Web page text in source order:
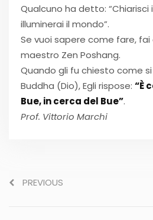
Qualcuno ha detto: “Chiarisci
illuminerai il mondo”.
Se vuoi sapere come fare,
maestro Zen Poshang.
Quando gli fu chiesto come
Buddha (Dio), Egli rispose: “È
Bue, in cerca del Bue”.
Prof. Vittorio Marchi
PREVIOUS